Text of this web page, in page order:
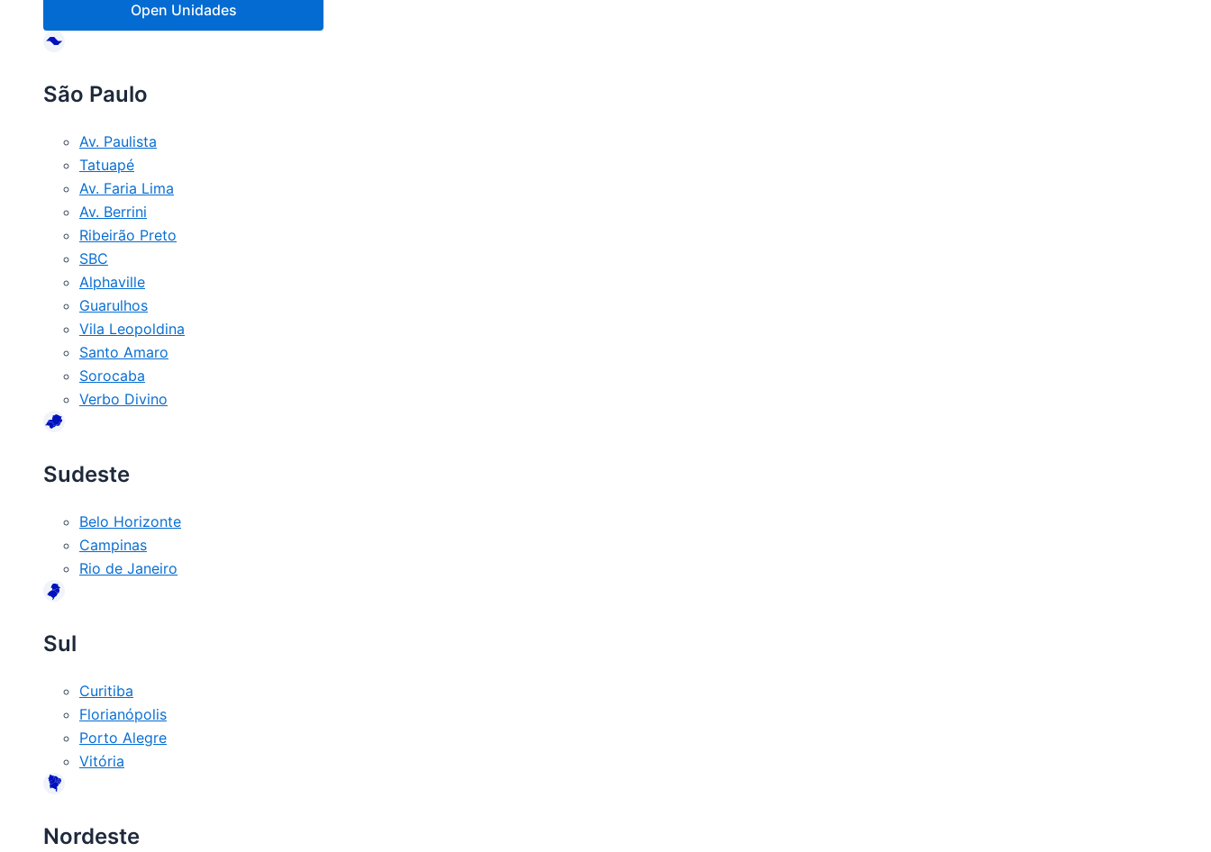
Open Unidades
São Paulo
Av. Paulista
Tatuapé
Av. Faria Lima
Av. Berrini
Ribeirão Preto
SBC
Alphaville
Guarulhos
Vila Leopoldina
Santo Amaro
Sorocaba
Verbo Divino
Sudeste
Belo Horizonte
Campinas
Rio de Janeiro
Sul
Curitiba
Florianópolis
Porto Alegre
Vitória
Nordeste